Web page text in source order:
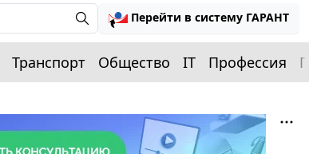
Перейти в систему ГАРАНТ
Транспорт Общество IT Профессия